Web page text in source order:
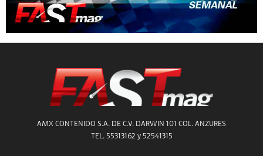
AMX CONTENIDO S.A. DE C.V. DARWIN 101 COL. ANZURES
TEL. 55313162 y 52541315